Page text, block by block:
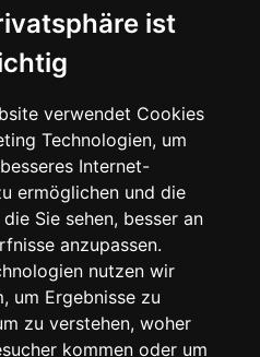
ist
verwendet Cookies
Technologien, um
Internet-
ermöglichen und die
Sie sehen, besser an
anzupassen.
nutzen wir
um Ergebnisse zu
zu verstehen, woher
kommen oder um